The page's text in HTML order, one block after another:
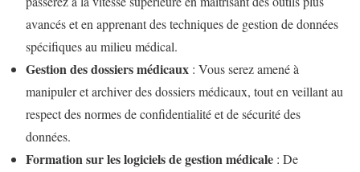
avancés et en apprenant des techniques de gestion de données
spécifiques au milieu médical.
Gestion des dossiers médicaux : Vous serez amené à
manipuler et archiver des dossiers médicaux, tout en veillant au
respect des normes de confidentialité et de sécurité des
données.
Formation sur les logiciels de gestion médicale : De